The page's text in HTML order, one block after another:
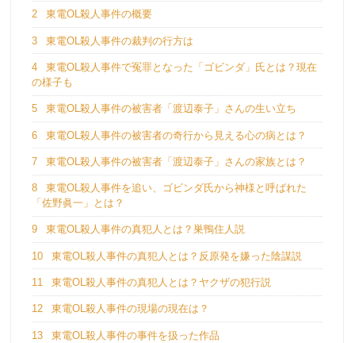
2 東電OL殺人事件の概要
3 東電OL殺人事件の裁判の行方は
4
東電OL殺人事件で冤罪となった「ゴビンダ」氏とは？現在
の様子も
5 東電OL殺人事件の被害者「渡辺泰子」さんの生い立ち
6 東電OL殺人事件の被害者の奇行から見える心の病とは？
7 東電OL殺人事件の被害者「渡辺泰子」さんの家族とは？
8
東電OL殺人事件を追い、ゴビンダ氏から神様と呼ばれた
「佐野眞一」とは？
9 東電OL殺人事件の真犯人とは？巣鴨住人説
10 東電OL殺人事件の真犯人とは？反原発を嫌った陰謀説
11 東電OL殺人事件の真犯人とは？ヤクザの犯行説
12 東電OL殺人事件の現場の現在は？
13 東電OL殺人事件の事件を扱った作品